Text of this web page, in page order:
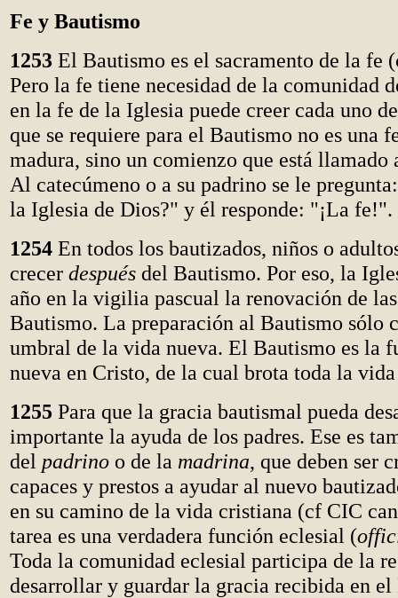
Fe y Bautismo
1253 El Bautismo es el sacramento de la fe
Pero la fe tiene necesidad de la comunidad
en la fe de la Iglesia puede creer cada uno
que se requiere para el Bautismo no es una
madura, sino un comienzo que está llamado
Al catecúmeno o a su padrino se le
la Iglesia de Dios?" y él responde: "¡La fe!".
1254 En todos los bautizados, niños o
crecer después del Bautismo. Por eso, la
año en la vigilia pascual la renovación de
Bautismo. La preparación al Bautismo sólo
umbral de la vida nueva. El Bautismo es la
nueva en Cristo, de la cual brota toda la
1255 Para que la gracia bautismal pueda
importante la ayuda de los padres. Ese es
del padrino o de la madrina, que deben ser
capaces y prestos a ayudar al nuevo
en su camino de la vida cristiana (cf CIC
tarea es una verdadera función eclesial (
Toda la comunidad eclesial participa de la
desarrollar y guardar la gracia recibida en